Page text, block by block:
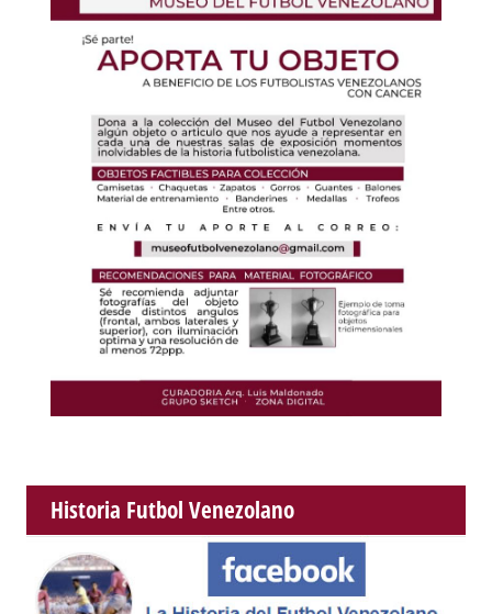
Historia Futbol Venezolano